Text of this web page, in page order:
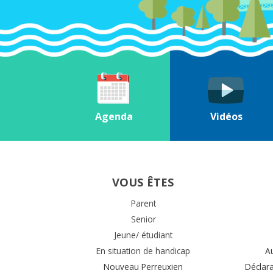
Agenda Vidéos
VOUS ÊTES
Parent
Senior
Jeune/ étudiant
En situation de handicap
Nouveau Perreuxien